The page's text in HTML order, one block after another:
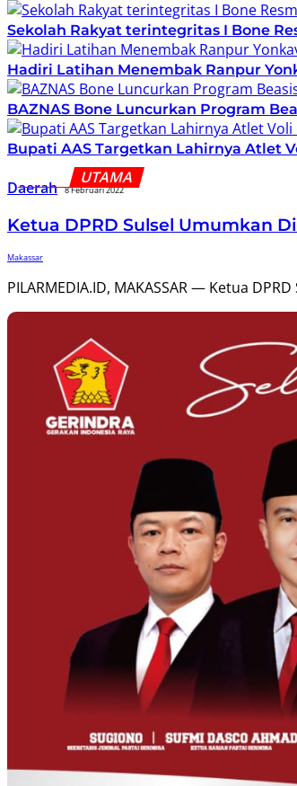
Sekolah Rakyat terintegritas I Bone
Hadiri Latihan Menembak Ranpur
BAZNAS Bone Luncurkan Program
Bupati AAS Targetkan Lahirnya Atlet
Daerah 8 Februari 2022
Ketua DPRD Sulsel Umumkan
Makassar
PILARMEDIA.ID, MAKASSAR — Ketua